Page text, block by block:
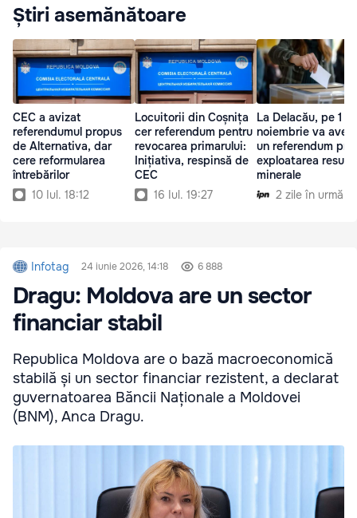
Știri asemănătoare
CEC a avizat
referendumul propus
de Alternativa, dar
cere reformularea
întrebărilor
10 Iul. 18:12
Locuitorii din Coșnița
cer referendum pentru
revocarea primarului:
Inițiativa, respinsă de
CEC
16 Iul. 19:27
La Delacău, pe 1
noiembrie va avea
un referendum
exploatarea
minerale
2 zile în urmă
Infotag 24 iunie 2026, 14:18 6 888
Dragu: Moldova are un sector
financiar stabil
Republica Moldova are o bază macroeconomică
stabilă și un sector financiar rezistent, a declarat
guvernatoarea Băncii Naționale a Moldovei
(BNM), Anca Dragu.